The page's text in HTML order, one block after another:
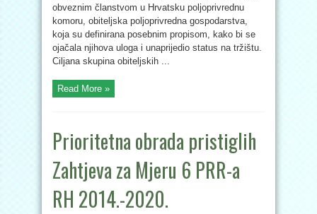
obveznim članstvom u Hrvatsku poljoprivrednu
komoru, obiteljska poljoprivredna gospodarstva,
koja su definirana posebnim propisom, kako bi se
ojačala njihova uloga i unaprijedio status na tržištu.
Ciljana skupina obiteljskih ...
Read More »
Prioritetna obrada pristiglih
Zahtjeva za Mjeru 6 PRR-a
RH 2014.-2020.